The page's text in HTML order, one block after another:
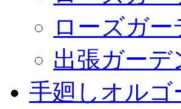
ローズガ
出張ガー
手廻しオルゴ